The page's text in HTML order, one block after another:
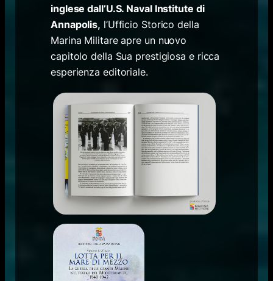
inglese dall’U.S. Naval Institute di
Annapolis, l’Ufficio Storico della
Marina Militare apre un nuovo
capitolo della Sua prestigiosa e ricca
esperienza editoriale.